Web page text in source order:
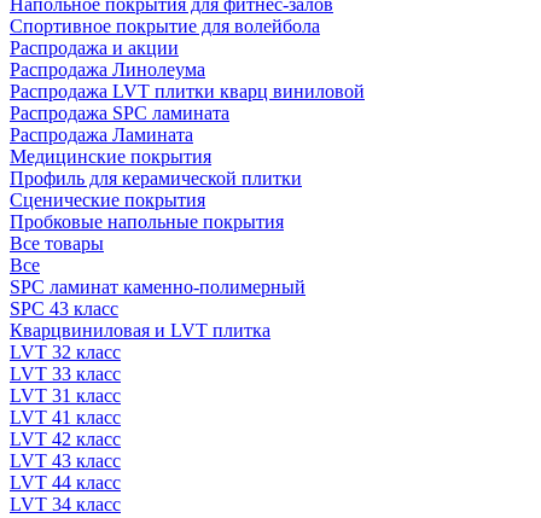
Напольное покрытия для фитнес-залов
Спортивное покрытие для волейбола
Распродажа и акции
Распродажа Линолеума
Распродажа LVT плитки кварц виниловой
Распродажа SPC ламината
Распродажа Ламината
Медицинские покрытия
Профиль для керамической плитки
Сценические покрытия
Пробковые напольные покрытия
Все товары
Все
SPC ламинат каменно-полимерный
SPC 43 класс
Кварцвиниловая и LVT плитка
LVT 32 класс
LVT 33 класс
LVT 31 класс
LVT 41 класс
LVT 42 класс
LVT 43 класс
LVT 44 класс
LVT 34 класс